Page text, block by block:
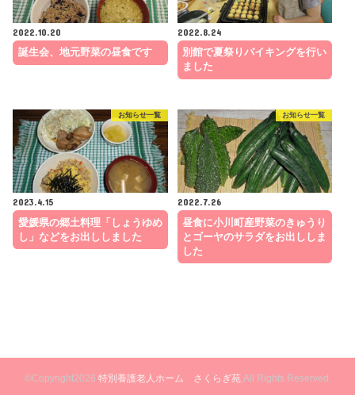
2022.10.20
誕生会、地元野菜の昼食です
2022.8.24
別館で夏祭りバイキングを行い
ました
お知らせ一覧
2023.4.15
愛媛県の郷土料理「しょうゆめ
し」などをお出ししました
お知らせ一覧
2022.7.26
昼食に小川町産野菜のきゅうり
とゴーヤのサラダをお出ししま
した
©Copyright2026 特別養護老人ホーム さくらぎ苑.All Rights Reserved.